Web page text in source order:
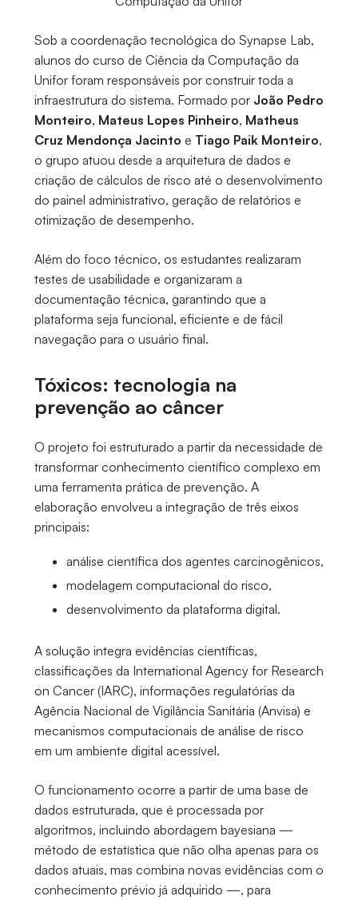
Sob a coordenação tecnológica do Synapse Lab,
alunos do curso de Ciência da Computação da
Unifor foram responsáveis por construir toda a
infraestrutura do sistema. Formado por João Pedro
Monteiro, Mateus Lopes Pinheiro, Matheus
Cruz Mendonça Jacinto e Tiago Paik Monteiro,
o grupo atuou desde a arquitetura de dados e
criação de cálculos de risco até o desenvolvimento
do painel administrativo, geração de relatórios e
otimização de desempenho.
Além do foco técnico, os estudantes realizaram
testes de usabilidade e organizaram a
documentação técnica, garantindo que a
plataforma seja funcional, eficiente e de fácil
navegação para o usuário final.
Tóxicos: tecnologia na
prevenção ao câncer
O projeto foi estruturado a partir da necessidade de
transformar conhecimento científico complexo em
uma ferramenta prática de prevenção. A
elaboração envolveu a integração de três eixos
principais:
análise científica dos agentes carcinogênicos,
modelagem computacional do risco,
desenvolvimento da plataforma digital.
A solução integra evidências científicas,
classificações da International Agency for Research
on Cancer (IARC), informações regulatórias da
Agência Nacional de Vigilância Sanitária (Anvisa) e
mecanismos computacionais de análise de risco
em um ambiente digital acessível.
O funcionamento ocorre a partir de uma base de
dados estruturada, que é processada por
algoritmos, incluindo abordagem bayesiana —
método de estatística que não olha apenas para os
dados atuais, mas combina novas evidências com o
conhecimento prévio já adquirido —, para